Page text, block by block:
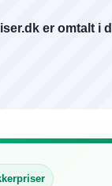
er omtalt i